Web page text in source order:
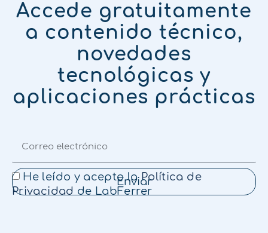
Accede gratuitamente
a contenido técnico,
novedades
tecnológicas y
aplicaciones prácticas
He leído y acepto laPolítica de
Privacidad de LabFerrer
Enviar